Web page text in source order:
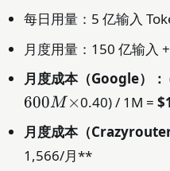
仅
每日用量：5 亿输入
月度用量：150 亿输入
月度成本（Google）：
600M×0.40) / 1M =
月度成本（
1,566/月**